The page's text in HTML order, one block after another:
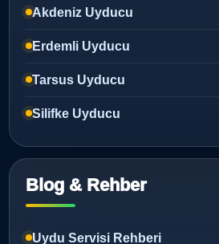
Akdeniz Uyducu
Erdemli Uyducu
Tarsus Uyducu
Silifke Uyducu
Blog & Rehber
Uydu Servisi Rehberi